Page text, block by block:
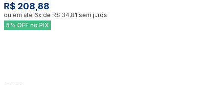
R$ 208,88
ou em ate 6x de R$ 34,81 sem juros
5% OFF no PIX